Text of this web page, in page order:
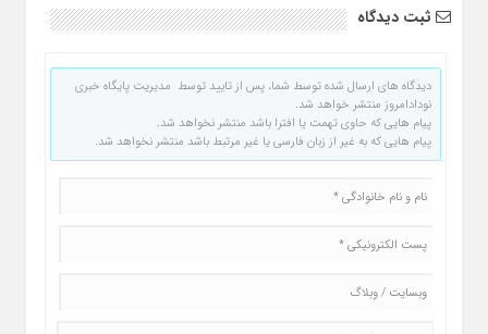
ثبت دیدگاه
دیدگاه های ارسال شده توسط شما، پس از تایید توسط مدیریت پایگاه خبری
نودادامروز منتشر خواهد شد.
پیام هایی که حاوی تهمت یا افترا باشد منتشر نخواهد شد.
پیام هایی که به غیر از زبان فارسی یا غیر مرتبط باشد منتشر نخواهد شد.